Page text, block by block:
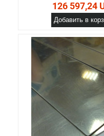
126 597,24
Добавить в